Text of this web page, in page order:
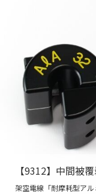
【9312】中間被
架空電線「耐摩耗型ア